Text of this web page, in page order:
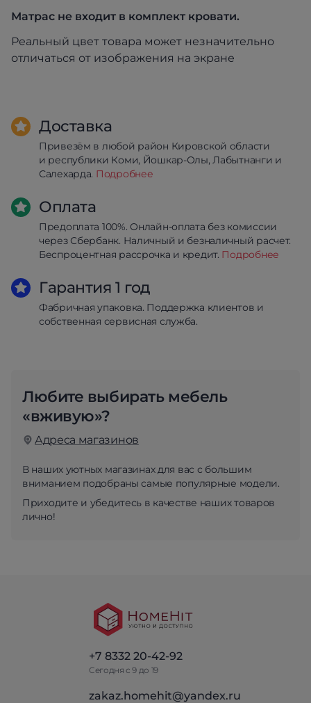
Матрас не входит в комплект кровати.
Реальный цвет товара может незначительно
отличаться от изображения на экране
Доставка
Привезём в любой район Кировской области
и республики Коми, Йошкар-Олы, Лабытнанги и
Салехарда. Подробнее
Оплата
Предоплата 100%. Онлайн-оплата без комиссии
через Сбербанк. Наличный и безналичный расчет.
Беспроцентная рассрочка и кредит. Подробнее
Гарантия 1 год
Фабричная упаковка. Поддержка клиентов и
собственная сервисная служба.
Любите выбирать мебель
«вживую»?
Адреса магазинов
В наших уютных магазинах для вас с большим
вниманием подобраны самые популярные модели.
Приходите и убедитесь в качестве наших товаров
лично!
+7 8332 20-42-92
Сегодня с 9 до 19
zakaz.homehit@yandex.ru